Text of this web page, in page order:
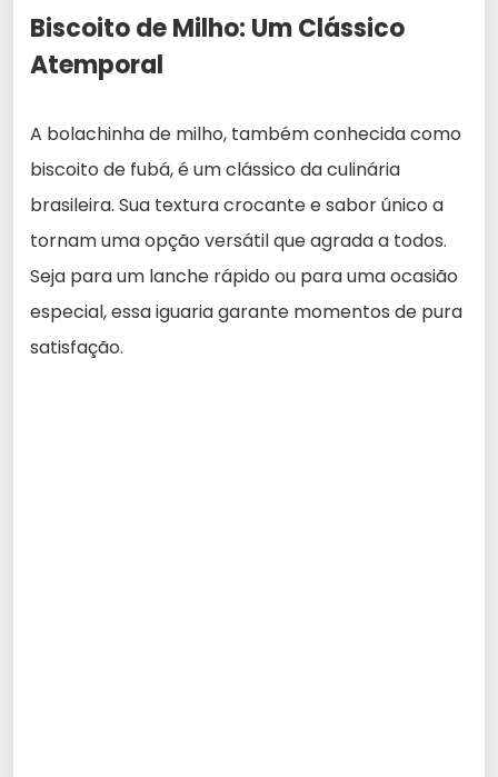
Biscoito de Milho: Um Clássico
Atemporal
A bolachinha de milho, também conhecida como
biscoito de fubá, é um clássico da culinária
brasileira. Sua textura crocante e sabor único a
tornam uma opção versátil que agrada a todos.
Seja para um lanche rápido ou para uma ocasião
especial, essa iguaria garante momentos de pura
satisfação.